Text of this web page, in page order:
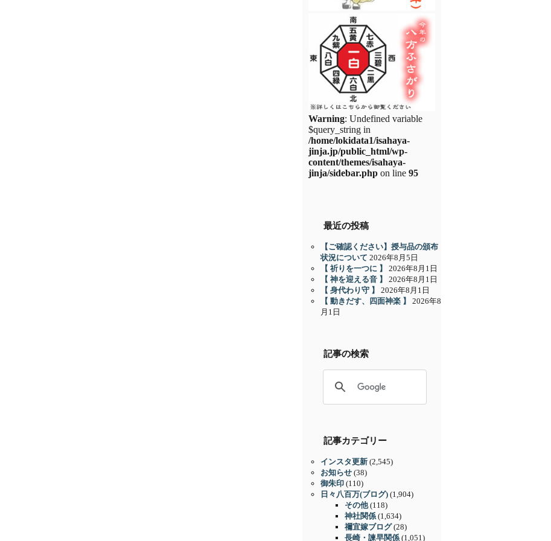
Warning: Undefined variable
$query_string in
/home/lokidata1/isahaya-
jinja.jp/public_html/wp-
content/themes/isahaya-
jinja/sidebar.php on line 95
最近の投稿
【ご確認ください】授与品の頒布
状況について 2026年8月5日
【 祈りを一つに 】
2026年8月1日
【 神を迎える音 】
2026年8月1日
【 身代わり守 】
2026年8月1日
【 動きだす、四面神楽 】
2026年8
月1日
記事の検索
記事カテゴリー
インスタ更新 (2,545)
お知らせ (38)
御朱印 (110)
日々八百万(ブログ) (1,904)
その他(118)
神社関係 (1,634)
禰宜嫁ブログ(28)
長崎・諫早関係 (1,051)